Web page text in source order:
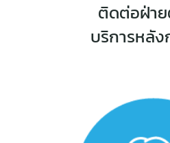
ติดต่อฝ่า
บริการหลัง